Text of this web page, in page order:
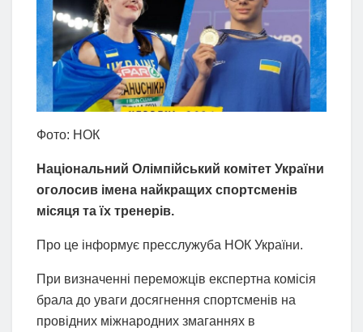
Фото: НОК
Національний Олімпійський комітет України
оголосив імена найкращих спортсменів
місяця та їх тренерів.
Про це інформує пресслужуба НОК України.
При визначенні переможців експертна комісія
брала до уваги досягнення спортсменів на
провідних міжнародних змаганнях в